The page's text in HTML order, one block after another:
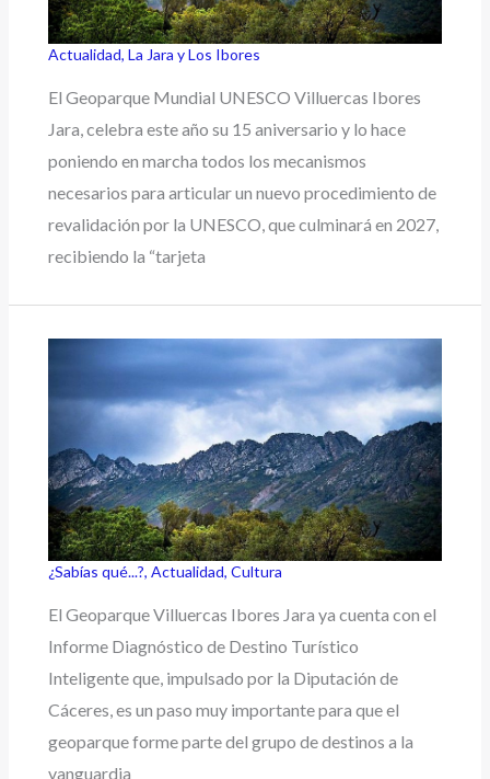
Actualidad,La Jara y Los Ibores
El Geoparque Mundial UNESCO Villuercas Ibores
Jara, celebra este año su 15 aniversario y lo hace
poniendo en marcha todos los mecanismos
necesarios para articular un nuevo procedimiento de
revalidación por la UNESCO, que culminará en 2027,
recibiendo la “tarjeta
¿Sabías qué...?,Actualidad,Cultura
El Geoparque Villuercas Ibores Jara ya cuenta con el
Informe Diagnóstico de Destino Turístico
Inteligente que, impulsado por la Diputación de
Cáceres, es un paso muy importante para que el
geoparque forme parte del grupo de destinos a la
vanguardia